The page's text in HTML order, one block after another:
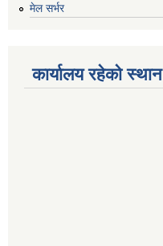
मेल सर्भर
कार्यालय रहेको स्थान